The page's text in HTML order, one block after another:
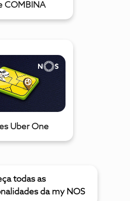
COMBINA
Uber One
todas as
da my NOS